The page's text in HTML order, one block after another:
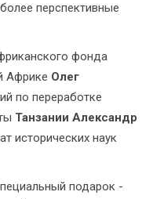
перспективные
фонда
Африке Олег
по переработке
Танзании Александр
исторических наук
подарок -